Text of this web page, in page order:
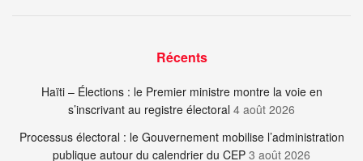
Récents
Haïti – Élections : le Premier ministre montre la voie en
s’inscrivant au registre électoral 4 août 2026
Processus électoral : le Gouvernement mobilise l’administration
publique autour du calendrier du CEP 3 août 2026